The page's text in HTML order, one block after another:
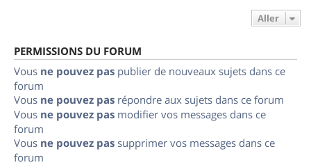
Aller
PERMISSIONS DU FORUM
Vous ne pouvez pas publier de nouveaux sujets dans ce
forum
Vous ne pouvez pas répondre aux sujets dans ce forum
Vous ne pouvez pas modifier vos messages dans ce
forum
Vous ne pouvez pas supprimer vos messages dans ce
forum